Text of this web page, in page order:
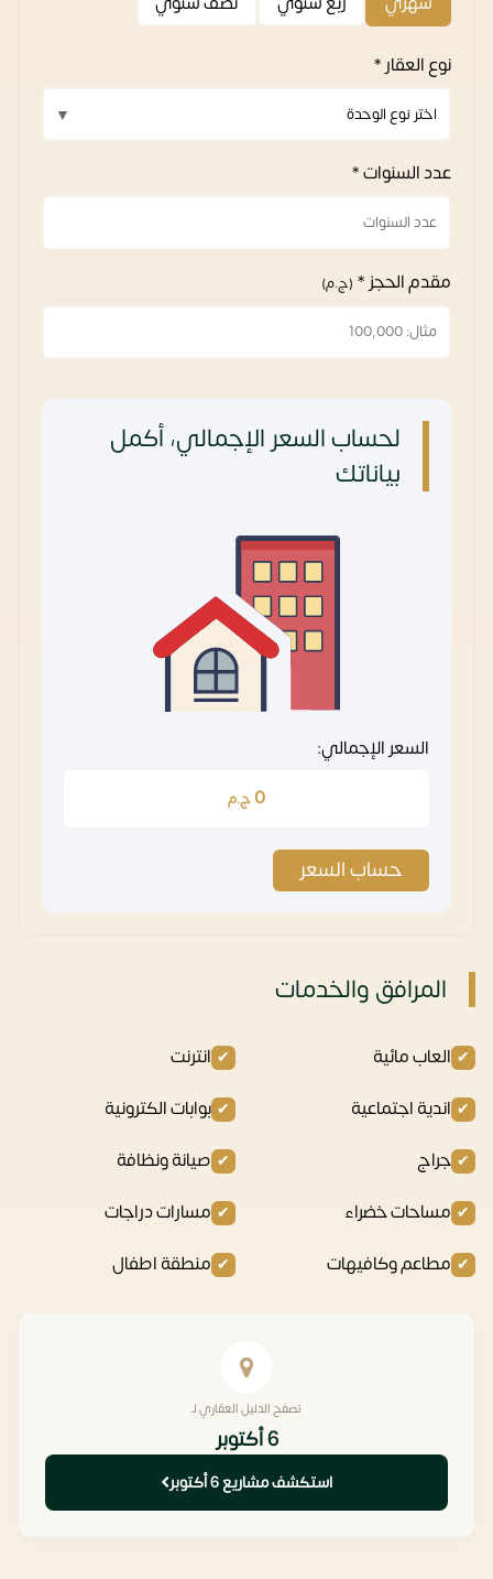
نوع العقار *
عدد السنوات *
مقدم الحجز * (ج.م)
لحساب السعر الإجمالي، أكمل
بياناتك
السعر الإجمالي:
0 ج.م
حساب السعر
المرافق والخدمات
العاب مائية
انترنت
اندية اجتماعية
بوابات الكترونية
جراج
صيانة ونظافة
مساحات خضراء
مسارات دراجات
مطاعم وكافيهات
منطقة اطفال
تصفح الدليل العقاري لـ
6 أكتوبر
استكشف مشاريع 6 أكتوبر